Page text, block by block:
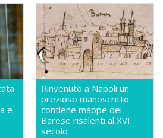
e
Rinvenuto a Napoli un
prezioso manoscritto:
contiene mappe del
Barese risalenti al XVI
secolo